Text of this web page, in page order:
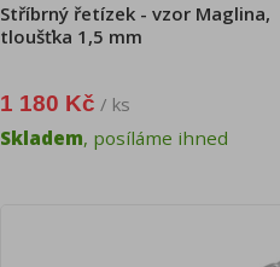
Stříbrný řetízek - vzor Maglina,
tloušťka 1,5 mm
1 180 Kč / ks
Skladem, posíláme ihned